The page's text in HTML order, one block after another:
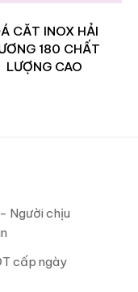
CĂT INOX HẢI
180 CHẤT
LƯỢNG CAO
Người chịu
cấp ngày